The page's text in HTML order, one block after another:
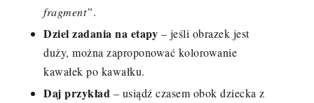
fragment”.
Dziel zadania na etapy – jeśli obrazek jest
duży, można zaproponować kolorowanie
kawałek po kawałku.
Daj przykład – usiądź czasem obok dziecka z